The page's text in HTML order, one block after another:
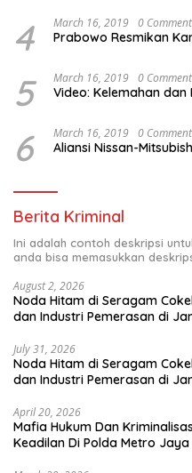
4 March 16, 2019 0 Comment
Prabowo Resmikan
5 March 16, 2019 0 Comment
Video: Kelemahan dan
6 March 16, 2019 0 Comment
Aliansi Nissan-
Berita Kriminal
Ini adalah contoh deskripsi
anda bisa memasukkan
August 2, 2026
Noda Hitam di Seragam
dan Industri Pemerasan di
July 31, 2026
Noda Hitam di Seragam
dan Industri Pemerasan di
April 20, 2026
Mafia Hukum Dan
Keadilan Di Polda Metro Jaya